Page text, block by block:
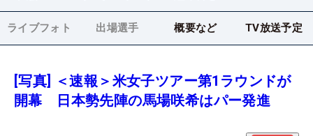
ライブフォト 出場選手 概要など TV放送予定
[写真] ＜速報＞米女子ツアー第1ラウンドが
開幕 日本勢先陣の馬場咲希はパー発進